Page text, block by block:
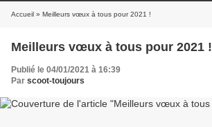
Accueil » Meilleurs vœux à tous pour 2021 !
Meilleurs vœux à tous pour 2021 !
Publié le 04/01/2021 à 16:39
Par scoot-toujours